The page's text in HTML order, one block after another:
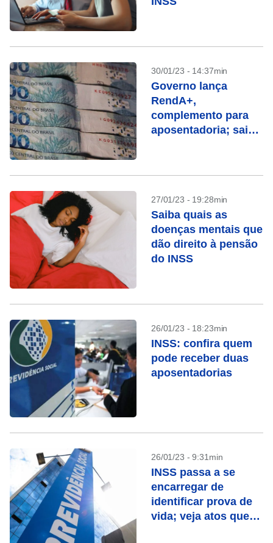
30/01/23 - 14:37min
Governo lança
RendA+,
complemento para
aposentadoria; saiba
27/01/23 - 19:28min
Saiba quais as
doenças mentais que
dão direito à pensão
do INSS
26/01/23 - 18:23min
INSS: confira quem
pode receber duas
aposentadorias
26/01/23 - 9:31min
INSS passa a se
encarregar de
identificar prova de
vida; veja atos que